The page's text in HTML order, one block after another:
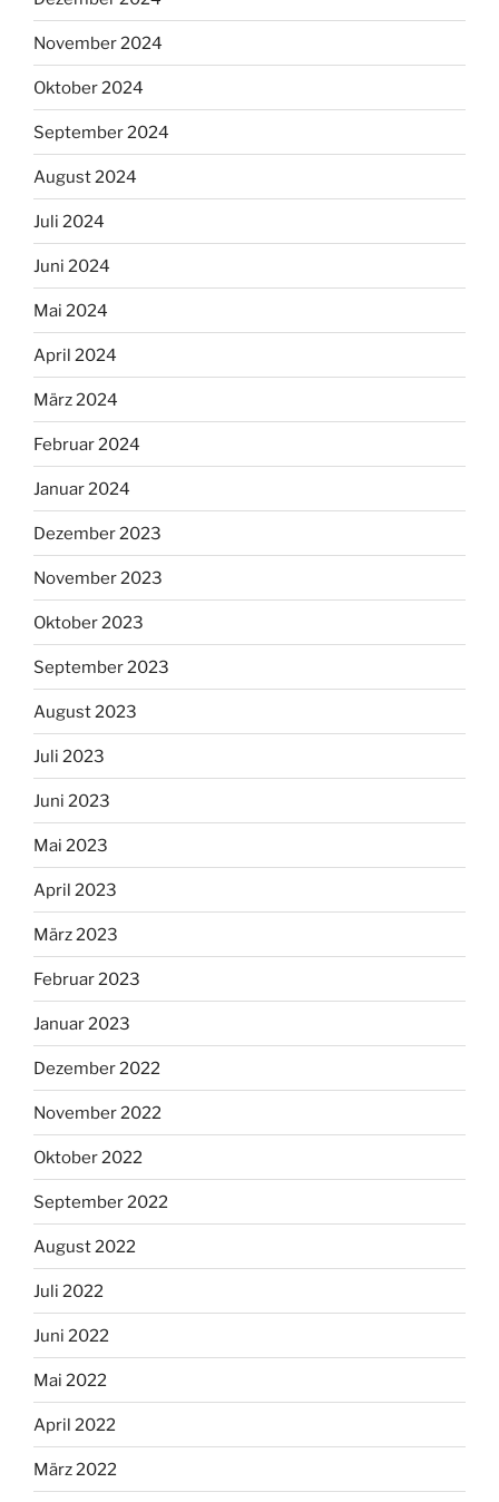
November 2024
Oktober 2024
September 2024
August 2024
Juli 2024
Juni 2024
Mai 2024
April 2024
März 2024
Februar 2024
Januar 2024
Dezember 2023
November 2023
Oktober 2023
September 2023
August 2023
Juli 2023
Juni 2023
Mai 2023
April 2023
März 2023
Februar 2023
Januar 2023
Dezember 2022
November 2022
Oktober 2022
September 2022
August 2022
Juli 2022
Juni 2022
Mai 2022
April 2022
März 2022